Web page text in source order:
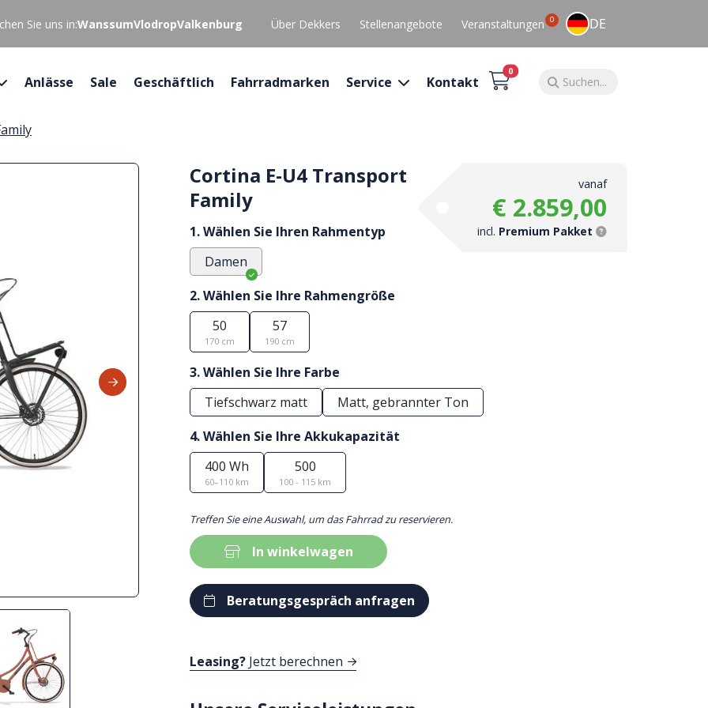
Sie uns in:WanssumVlodropValkenburg Über Dekkers Stellenangebote Veranstaltungen 0 DE
Anlässe Sale Geschäftlich Fahrradmarken Service Kontakt
0
Cortina E-U4 Transport
Family
vanaf
€ 2.859,00
incl. Premium Pakket
1. Wählen Sie Ihren Rahmentyp
Damen
2. Wählen Sie Ihre Rahmengröße
50
170 cm
57
190 cm
3. Wählen Sie Ihre Farbe
Tiefschwarz matt
Matt, gebrannter Ton
4. Wählen Sie Ihre Akkukapazität
400 Wh
60–110 km
500
100 - 115 km
Treffen Sie eine Auswahl, um das Fahrrad zu reservieren.
In winkelwagen
Beratungsgespräch anfragen
Leasing? Jetzt berechnen